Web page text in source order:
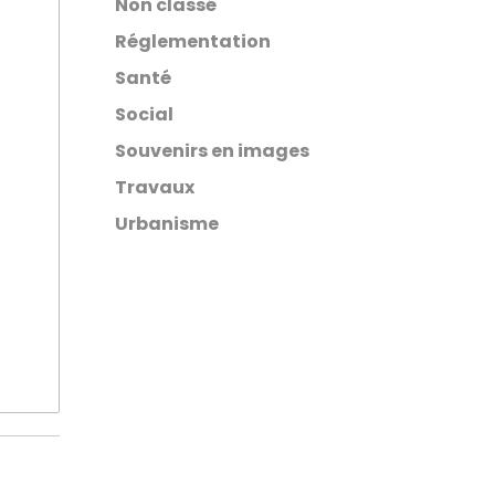
Réglementation
Santé
Social
Souvenirs en images
Travaux
Urbanisme